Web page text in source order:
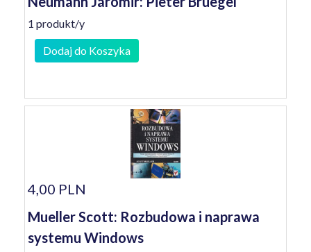
1 produkt/y
Dodaj do Koszyka
4,00 PLN
Mueller Scott: Rozbudowa i naprawa
systemu Windows